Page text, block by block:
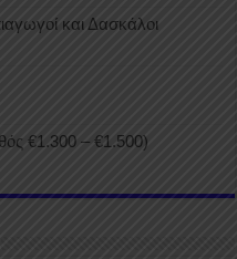
και Δασκάλοι
€1.300 – €1.500)